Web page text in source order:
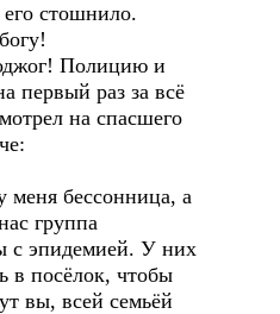
его стошнило.
Полицию и
первый раз за всё
на спасшего
бессонница, а
группа
с эпидемией. У них
в посёлок, чтобы
вы, всей семьёй